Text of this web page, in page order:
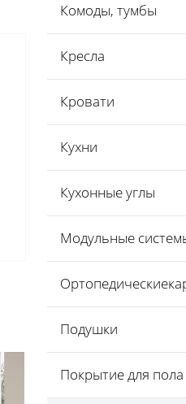
Комоды, тумбы
Кресла
Кровати
Кухни
Кухонные углы
Модульные
Подушки
Покрытие для пола